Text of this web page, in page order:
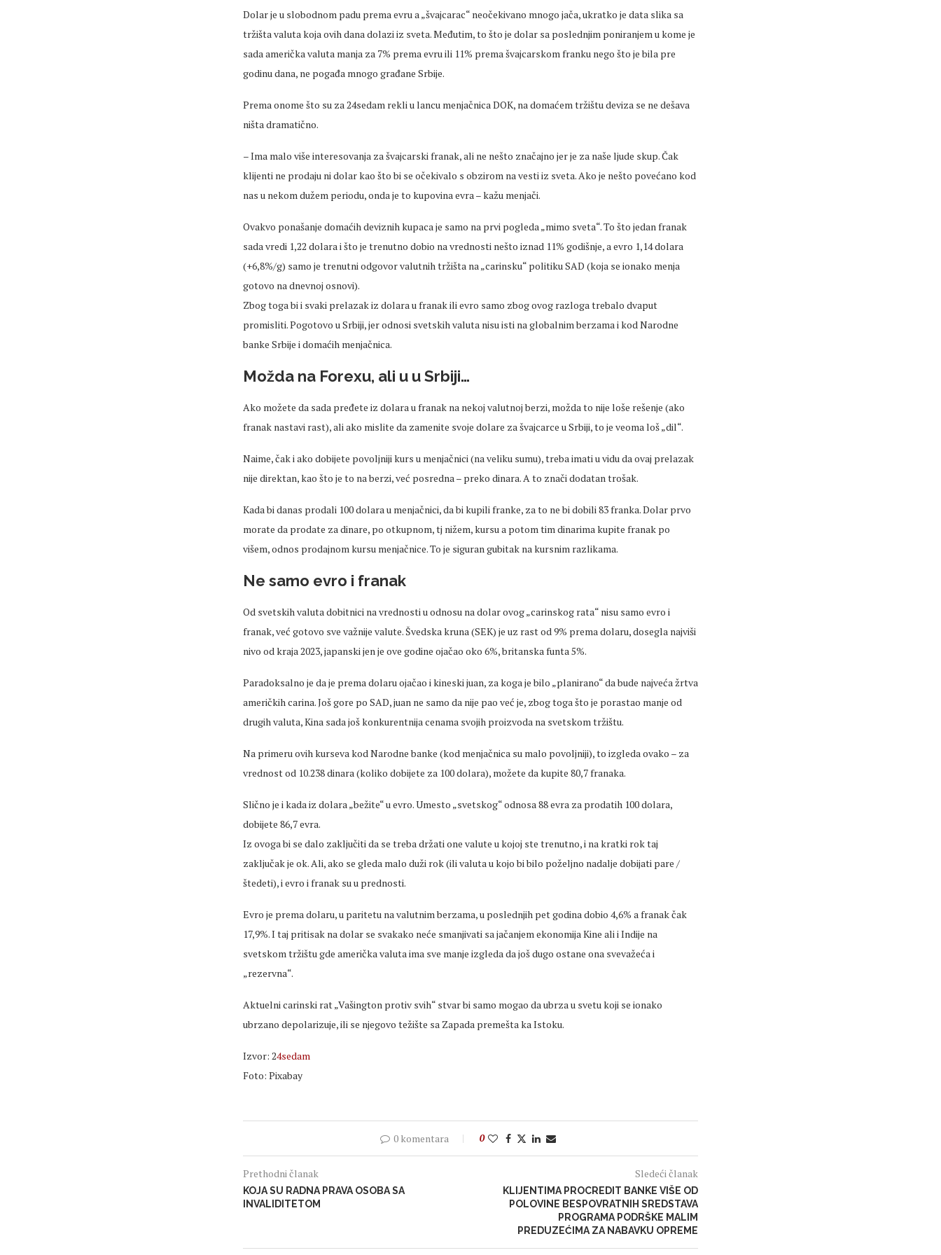
Dolar je u slobodnom padu prema evru a „švajcarac“ neočekivano mnogo jača, ukratko je data slika sa
tržišta valuta koja ovih dana dolazi iz sveta. Međutim, to što je dolar sa poslednjim poniranjem u kome je
sada američka valuta manja za 7% prema evru ili 11% prema švajcarskom franku nego što je bila pre
godinu dana, ne pogađa mnogo građane Srbije.
Prema onome što su za 24sedam rekli u lancu menjačnica DOK, na domaćem tržištu deviza se ne dešava
ništa dramatično.
– Ima malo više interesovanja za švajcarski franak, ali ne nešto značajno jer je za naše ljude skup. Čak
klijenti ne prodaju ni dolar kao što bi se očekivalo s obzirom na vesti iz sveta. Ako je nešto povećano kod
nas u nekom dužem periodu, onda je to kupovina evra – kažu menjači.
Ovakvo ponašanje domaćih deviznih kupaca je samo na prvi pogleda „mimo sveta“. To što jedan franak
sada vredi 1,22 dolara i što je trenutno dobio na vrednosti nešto iznad 11% godišnje, a evro 1,14 dolara
(+6,8%/g) samo je trenutni odgovor valutnih tržišta na „carinsku“ politiku SAD (koja se ionako menja
gotovo na dnevnoj osnovi).
Zbog toga bi i svaki prelazak iz dolara u franak ili evro samo zbog ovog razloga trebalo dvaput
promisliti. Pogotovo u Srbiji, jer odnosi svetskih valuta nisu isti na globalnim berzama i kod Narodne
banke Srbije i domaćih menjačnica.
Možda na Forexu, ali u u Srbiji…
Ako možete da sada pređete iz dolara u franak na nekoj valutnoj berzi, možda to nije loše rešenje (ako
franak nastavi rast), ali ako mislite da zamenite svoje dolare za švajcarce u Srbiji, to je veoma loš „dil“.
Naime, čak i ako dobijete povoljniji kurs u menjačnici (na veliku sumu), treba imati u vidu da ovaj prelazak
nije direktan, kao što je to na berzi, već posredna – preko dinara. A to znači dodatan trošak.
Kada bi danas prodali 100 dolara u menjačnici, da bi kupili franke, za to ne bi dobili 83 franka. Dolar prvo
morate da prodate za dinare, po otkupnom, tj nižem, kursu a potom tim dinarima kupite franak po
višem, odnos prodajnom kursu menjačnice. To je siguran gubitak na kursnim razlikama.
Ne samo evro i franak
Od svetskih valuta dobitnici na vrednosti u odnosu na dolar ovog „carinskog rata“ nisu samo evro i
franak, već gotovo sve važnije valute. Švedska kruna (SEK) je uz rast od 9% prema dolaru, dosegla najviši
nivo od kraja 2023, japanski jen je ove godine ojačao oko 6%, britanska funta 5%.
Paradoksalno je da je prema dolaru ojačao i kineski juan, za koga je bilo „planirano“ da bude najveća žrtva
američkih carina. Još gore po SAD, juan ne samo da nije pao već je, zbog toga što je porastao manje od
drugih valuta, Kina sada još konkurentnija cenama svojih proizvoda na svetskom tržištu.
Na primeru ovih kurseva kod Narodne banke (kod menjačnica su malo povoljniji), to izgleda ovako – za
vrednost od 10.238 dinara (koliko dobijete za 100 dolara), možete da kupite 80,7 franaka.
Slično je i kada iz dolara „bežite“ u evro. Umesto „svetskog“ odnosa 88 evra za prodatih 100 dolara,
dobijete 86,7 evra.
Iz ovoga bi se dalo zaključiti da se treba držati one valute u kojoj ste trenutno, i na kratki rok taj
zaključak je ok. Ali, ako se gleda malo duži rok (ili valuta u kojo bi bilo poželjno nadalje dobijati pare /
štedeti), i evro i franak su u prednosti.
Evro je prema dolaru, u paritetu na valutnim berzama, u poslednjih pet godina dobio 4,6% a franak čak
17,9%. I taj pritisak na dolar se svakako neće smanjivati sa jačanjem ekonomija Kine ali i Indije na
svetskom tržištu gde američka valuta ima sve manje izgleda da još dugo ostane ona svevažeća i
„rezervna“.
Aktuelni carinski rat „Vašington protiv svih“ stvar bi samo mogao da ubrza u svetu koji se ionako
ubrzano depolarizuje, ili se njegovo težište sa Zapada premešta ka Istoku.
Izvor: 24sedam
Foto: Pixabay
0 komentara 0
Prethodni članak
KOJA SU RADNA PRAVA OSOBA SA
INVALIDITETOM
Sledeći članak
KLIJENTIMA PROCREDIT BANKE VIŠE OD
POLOVINE BESPOVRATNIH SREDSTAVA
PROGRAMA PODRŠKE MALIM
PREDUZEĆIMA ZA NABAVKU OPREME